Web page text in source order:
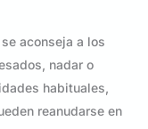
aconseja a los
nadar o
habituales,
reanudarse en